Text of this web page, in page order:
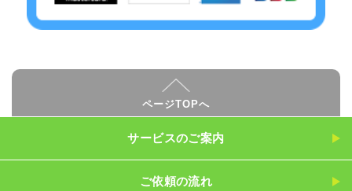
ページTOPへ
サービスのご案内
ご依頼の流れ